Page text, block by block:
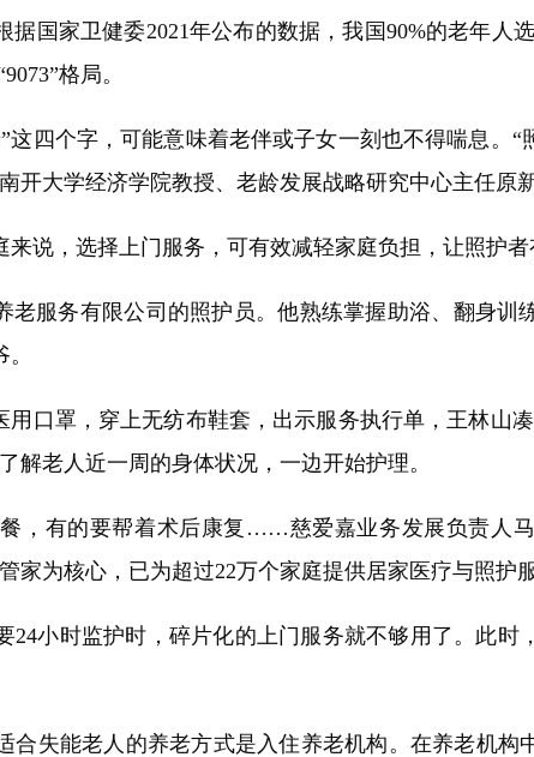
家卫健委2021年公布的数据，我国90%的老年人
格局。
个字，可能意味着老伴或子女一刻也不得喘息。“
开大学经济学院教授、老龄发展战略研究中心主任原新
，选择上门服务，可有效减轻家庭负担，让照护者
服务有限公司的照护员。他熟练掌握助浴、翻身训
口罩，穿上无纺布鞋套，出示服务执行单，王林山
解老人近一周的身体状况，一边开始护理。
有的要帮着术后康复……慈爱嘉业务发展负责人马
家为核心，已为超过22万个家庭提供居家医疗与照护服
时监护时，碎片化的上门服务就不够用了。此时
失能老人的养老方式是入住养老机构。在养老机构